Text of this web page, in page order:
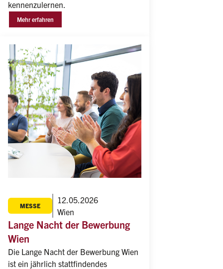
kennenzulernen.
Mehr erfahren
MESSE
12.05.2026
Wien
Lange Nacht der Bewerbung
Wien
Die Lange Nacht der Bewerbung Wien
ist ein jährlich stattfindendes